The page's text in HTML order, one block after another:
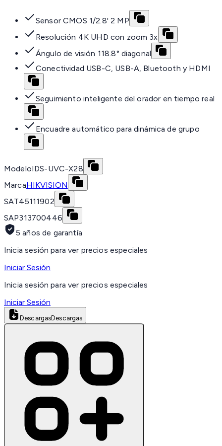
Sensor CMOS 1/2.8' 2 MP
Resolución 4K UHD con zoom 3x
Ángulo de visión 118.8° diagonal
Conectividad USB-C, USB-A, Bluetooth y HDMI
Seguimiento inteligente del orador en tiempo real
Encuadre automático para dinámica de grupo
ModeloIDS-UVC-X28
MarcaHIKVISION
SAT45111902
SAP313700446
5 años de garantía
Inicia sesión para ver precios especiales
Iniciar Sesión
Inicia sesión para ver precios especiales
Iniciar Sesión
DescargasDescargas